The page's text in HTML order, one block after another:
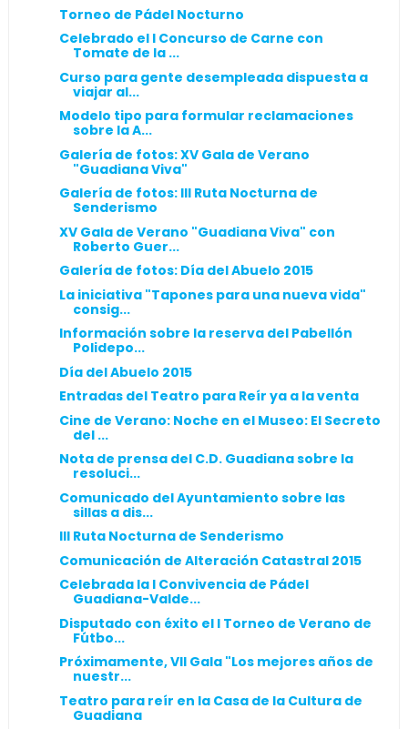
Torneo de Pádel Nocturno
Celebrado el I Concurso de Carne con
Tomate de la ...
Curso para gente desempleada dispuesta a
viajar al...
Modelo tipo para formular reclamaciones
sobre la A...
Galería de fotos: XV Gala de Verano
"Guadiana Viva"
Galería de fotos: III Ruta Nocturna de
Senderismo
XV Gala de Verano "Guadiana Viva" con
Roberto Guer...
Galería de fotos: Día del Abuelo 2015
La iniciativa "Tapones para una nueva vida"
consig...
Información sobre la reserva del Pabellón
Polidepo...
Día del Abuelo 2015
Entradas del Teatro para Reír ya a la venta
Cine de Verano: Noche en el Museo: El Secreto
del ...
Nota de prensa del C.D. Guadiana sobre la
resoluci...
Comunicado del Ayuntamiento sobre las
sillas a dis...
III Ruta Nocturna de Senderismo
Comunicación de Alteración Catastral 2015
Celebrada la I Convivencia de Pádel
Guadiana-Valde...
Disputado con éxito el I Torneo de Verano de
Fútbo...
Próximamente, VII Gala "Los mejores años de
nuestr...
Teatro para reír en la Casa de la Cultura de
Guadiana